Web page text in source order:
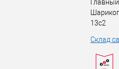
13с2
Склад